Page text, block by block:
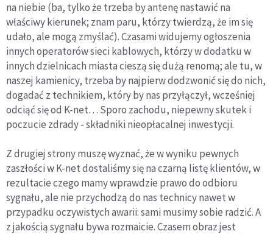
na niebie (ba, tylko że trzeba by antenę nastawić na
właściwy kierunek; znam paru, którzy twierdzą, że im się
udało, ale mogą zmyślać). Czasami widujemy ogłoszenia
innych operatorów sieci kablowych, którzy w dodatku w
innych dzielnicach miasta cieszą się dużą renomą; ale tu, w
naszej kamienicy, trzeba by najpierw dodzwonić się do nich,
dogadać z technikiem, który by nas przyłączył, wcześniej
odciąć się od K-net… Sporo zachodu, niepewny skutek i
poczucie zdrady - składniki nieopłacalnej inwestycji.
Z drugiej strony muszę wyznać, że w wyniku pewnych
zaszłości w K-net dostaliśmy się na czarną listę klientów, w
rezultacie czego mamy wprawdzie prawo do odbioru
sygnału, ale nie przychodzą do nas technicy nawet w
przypadku oczywistych awarii: sami musimy sobie radzić. A
z jakością sygnału bywa rozmaicie. Czasem obraz jest